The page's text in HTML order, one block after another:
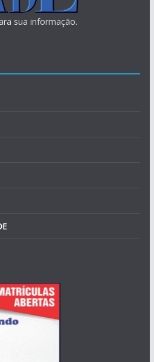
sua informação.